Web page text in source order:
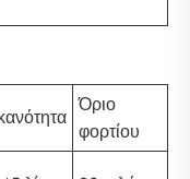
Όριο
φορτίου